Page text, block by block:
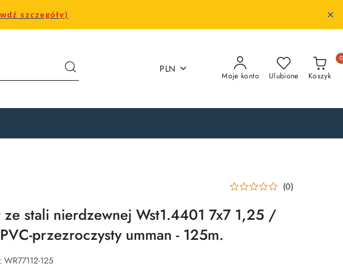
szczegóły)
PLN
Moje konto Ulubione Koszyk
0
(0)
ze stali nierdzewnej Wst1.4401 7x7 1,25 /
przezroczysty umman - 125m.
WR77112-125